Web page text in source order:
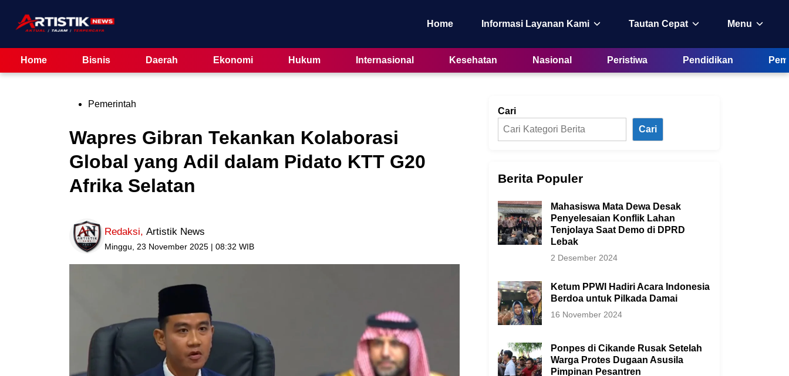
content
Home Informasi Layanan Kami Tautan Cepat Menu
Home Bisnis Daerah Ekonomi Hukum Internasional Kesehatan Nasional Peristiwa Pendidikan
PostedPemerintah
Wapres Gibran Tekankan Kolaborasi
Global yang Adil dalam Pidato KTT G20
Afrika Selatan
Redaksi, Artistik News
Minggu, 23 November 2025 | 08:32 WIB
Cari
Cari
Berita Populer
Mahasiswa Mata Dewa Desak
Penyelesaian Konflik Lahan
Tenjolaya Saat Demo di DPRD
Lebak
2 Desember 2024
Ketum PPWI Hadiri Acara Indonesia
Berdoa untuk Pilkada Damai
16 November 2024
Ponpes di Cikande Rusak Setelah
Warga Protes Dugaan Asusila
Pimpinan Pesantren